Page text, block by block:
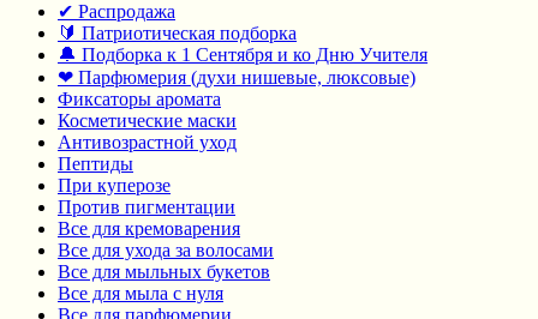
✔ Распродажа
🔰 Патриотическая подборка
🔔 Подборка к 1 Сентября и ко Дню Учителя
❤ Парфюмерия (духи нишевые, люксовые)
Фиксаторы аромата
Косметические маски
Антивозрастной уход
Пептиды
При куперозе
Против пигментации
Все для кремоварения
Все для ухода за волосами
Все для мыльных букетов
Все для мыла с нуля